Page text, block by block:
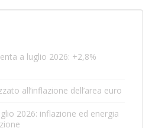
a luglio 2026: +2,8%
all’inflazione dell’area euro
2026: inflazione ed energia